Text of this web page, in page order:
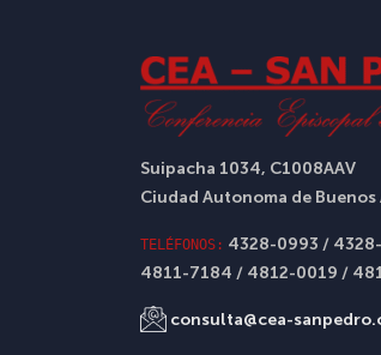
Suipacha 1034, C1008AAV
Ciudad Autonoma de Buenos
TELÉFONOS: 4328-0993 /
4811-7184 / 4812-0019 /
consulta@cea-